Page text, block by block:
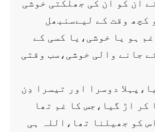
ان کو ان کی جھلکتی خوشی
کچھ وقت کے لیےسنبھل
ہو یا خوشی،یا کسی کے
جانے والی خوشی،سب وقتی
دوسرا اور تیسرا دِن
کر اڑ گیا،جس کا غم تھا
کو جھیلنا تھا،اللہ ہی